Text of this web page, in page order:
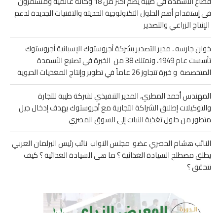
فى إستقدام أهم الحلول التكنولوجية الحديثة والتقنيات الجديدة لدعم
الإنتاج الزراعي والتصدير
خوان جارسه ، مدير التصدير بشركة أجروستوك الإسبانية أجروستوك
تأسست عام 1949، ونمتلك 38 من الخبرة في تصنيع الأسمدة
المتخصصة و خبرة تتجاوز 26 عاماً في تطوير وإنتاج المغذيات الحيوية
المهندس أحمد المطري، المدير التنفيذي لشركة طيبة للتجارة
والتوكيلات إطلاق الشراكة التجارية مع أجروستوك يهدف إدخال جيل
متطور من حلول تغذية النبات إلى السوق المصري
النائب هشام الحصري عضو مجلس النواب نائب رئيس البرلمان العربي
يطلق مصطلح السيادة الغذائية ؟ ما هى السيادة الغذائية ؟ كيف
تتحقق ؟